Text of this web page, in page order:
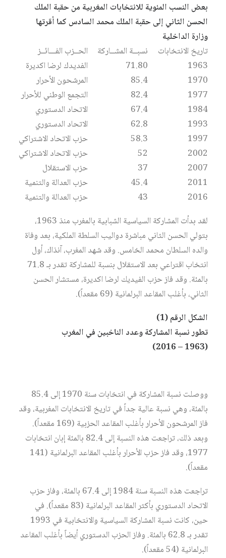
بعض النسب المئوية للانتخابات المغربية من حقبة الملك
الحسن الثاني إلى حقبة الملك محمد السادس كما أقرتها
وزارة الداخلية
تاريخ الانتخابات
نسبــة المشــاركة
الحــزب الفـــائــز
1963
71.80
الفديدك لرضا اكديرة
1970
85.4
المرشحون الأحرار
1977
82.4
التجمع الوطني للأحرار
1984
67.4
الاتحاد الدستوري
1993
62.8
الاتحاد الدستوري
1997
58.3
حزب الاتحاد الاشتراكي
2002
52
حزب الاتحاد الاشتراكي
2007
37
حزب الاستقلال
2011
45.4
حزب العدالة والتنمية
2016
43
حزب العدالة والتنمية
لقد بدأت المشاركة السياسية الشبابية بالمغرب منذ 1963،
بتولي الحسن الثاني مباشرة دواليب السلطة الملكية، بعد وفاة
والده السلطان محمد الخامس. وقد شهد المغرب، آنذاك، أول
انتخاب اقتراعي بعد الاستقلال بنسبة للمشاركة تقدر بـ 71.8
بالمئة. وقد فاز حزب الفيديك لرضا اكديرة، مستشار الحسن
الثاني، بأغلب المقاعد البرلمانية (69 مقعداً).
الشكل الرقم (1)
تطور نسبة المشاركة وعدد الناخبين في المغرب
(1963 – 2016)
ووصلت نسبة المشاركة في انتخابات سنة 1970 إلى 85.4
بالمئة، وهي نسبة عالية جداً في تاريخ الانتخابات المغربية، وقد
فاز المرشحون الأحرار بأغلب المقاعد الحزبية (169 مقعداً).
وبعد ذلك، تراجعت هذه النسبة إلى 82.4 بالمئة إبان انتخابات
1977، وقد فاز حزب الأحرار بأغلب المقاعد البرلمانية (141
مقعداً).
تراجعت هذه النسبة سنة 1984 إلى 67.4 بالمئة، وفاز حزب
الاتحاد الدستوري بأكثر المقاعد البرلمانية (83 مقعداً). في
حين، كانت نسبة المشاركة السياسية والانتخابية في 1993
تقدر بـ 62.8 بالمئة. وفاز الحزب الدستوري أيضاً بأغلب المقاعد
البرلمانية (54 مقعداً).